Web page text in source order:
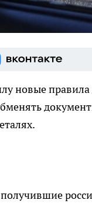
новые
получившие